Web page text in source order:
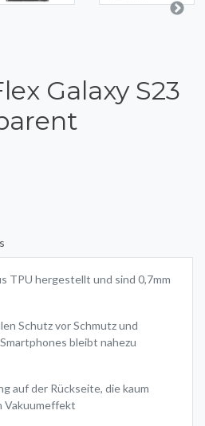
Galaxy S23
TPU hergestellt und sind 0,7mm
Schutz vor Schmutz und
bleibt nahezu
auf der Rückseite, die kaum
Vakuumeffekt